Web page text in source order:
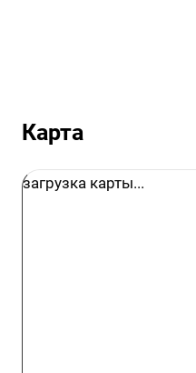
Карта
загрузка карты...